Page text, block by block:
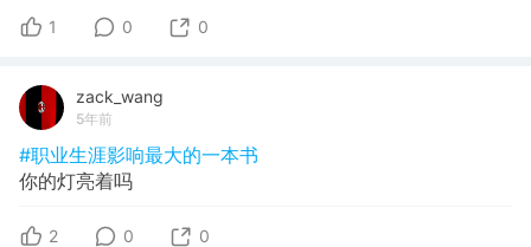
1 0 0
zack_wang
5年前
#职业生涯影响最大的一本书
你的灯亮着吗
2 0 0